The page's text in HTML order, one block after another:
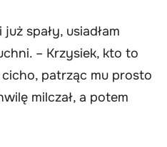
spały, usiadłam
– Krzysiek, kto to
patrząc mu prosto
milczał, a potem